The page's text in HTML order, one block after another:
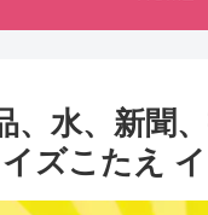
、水、新聞
ズこたえ